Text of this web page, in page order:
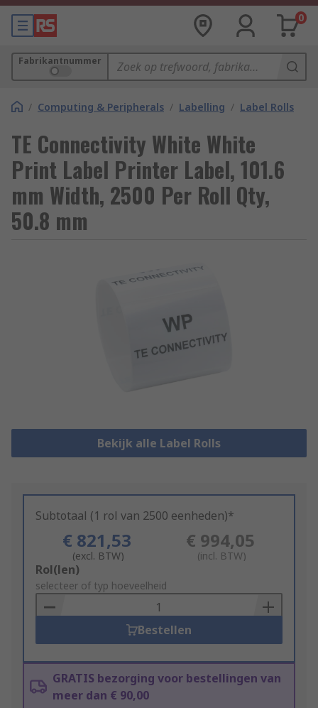
0
Fabrikantnummer
/ Computing & Peripherals / Labelling / Label Rolls
TE Connectivity White White
Print Label Printer Label, 101.6
mm Width, 2500 Per Roll Qty,
50.8 mm
Bekijk alle Label Rolls
Subtotaal (1 rol van 2500 eenheden)*
€ 821,53
(excl. BTW)
€ 994,05
(incl. BTW)
Add
to
Basket
Rol(len)
selecteer of typ hoeveelheid
Bestellen
GRATIS bezorging voor bestellingen van
meer dan € 90,00